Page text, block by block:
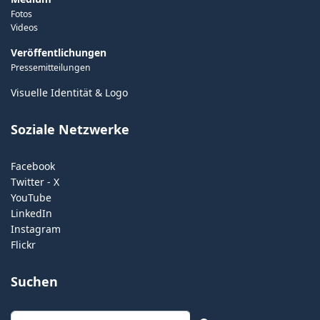
Fotos
Videos
Veröffentlichungen
Pressemitteilungen
Visuelle Identität & Logo
Soziale Netzwerke
Facebook
Twitter - X
YouTube
LinkedIn
Instagram
Flickr
Suchen